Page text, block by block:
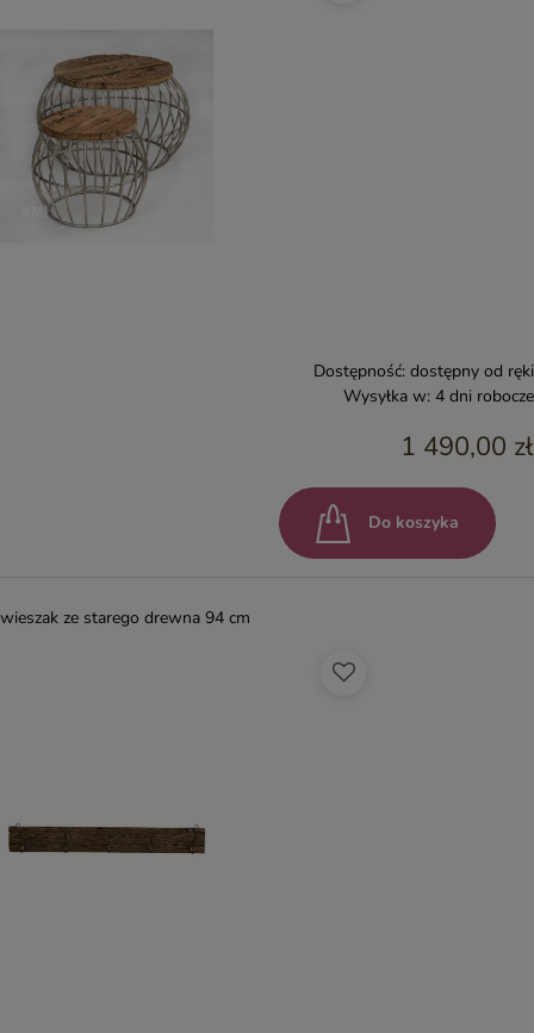
Dostępność: dostępny od ręki
Wysyłka w: 4 dni robocze
1 490,00 zł
Do koszyka
wieszak ze starego drewna 94 cm